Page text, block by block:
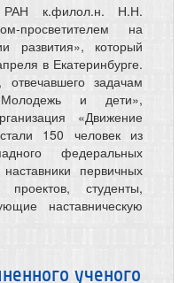
к.филол.н. Н.Н.
просветителем на
развития», который
в Екатеринбурге.
отвечавшего задачам
и дети»,
«Движение
150 человек из
федеральных
первичных
студенты,
наставническую
ученого